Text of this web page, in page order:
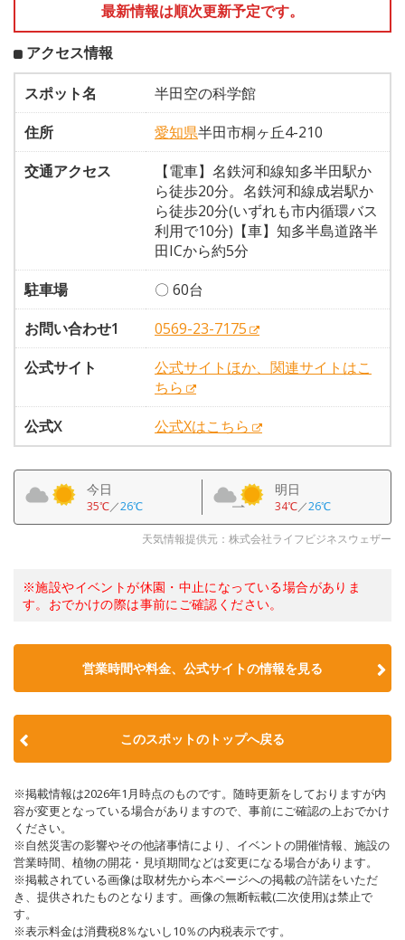
最新情報は順次更新予定です。
アクセス情報
スポット名
半田空の科学館
住所
愛知県半田市桐ヶ丘4-210
交通アクセス
【電車】名鉄河和線知多半田駅か
ら徒歩20分。名鉄河和線成岩駅か
ら徒歩20分(いずれも市内循環バス
利用で10分)【車】知多半島道路半
田ICから約5分
駐車場
〇 60台
お問い合わせ1
0569-23-7175
公式サイト
公式サイトほか、関連サイトはこ
ちら
公式X
公式Xはこちら
今日
35℃／26℃
明日
34℃／26℃
天気情報提供元：株式会社ライフビジネスウェザー
※施設やイベントが休園・中止になっている場合がありま
す。おでかけの際は事前にご確認ください。
営業時間や料金、公式サイトの情報を見る
このスポットのトップへ戻る
※掲載情報は2026年1月時点のものです。随時更新をしておりますが内
容が変更となっている場合がありますので、事前にご確認の上おでかけ
ください。
※自然災害の影響やその他諸事情により、イベントの開催情報、施設の
営業時間、植物の開花・見頃期間などは変更になる場合があります。
※掲載されている画像は取材先から本ページへの掲載の許諾をいただ
き、提供されたものとなります。画像の無断転載(二次使用)は禁止で
す。
※表示料金は消費税8％ないし10％の内税表示です。